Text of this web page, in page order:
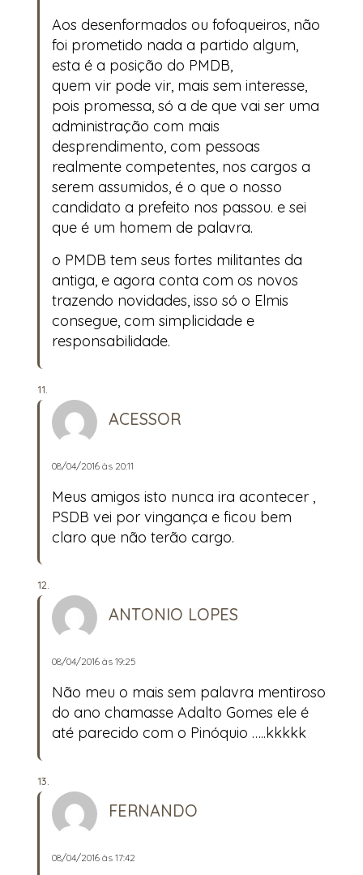
Aos desenformados ou fofoqueiros, não
foi prometido nada a partido algum,
esta é a posição do PMDB,
quem vir pode vir, mais sem interesse,
pois promessa, só a de que vai ser uma
administração com mais
desprendimento, com pessoas
realmente competentes, nos cargos a
serem assumidos, é o que o nosso
candidato a prefeito nos passou. e sei
que é um homem de palavra.
o PMDB tem seus fortes militantes da
antiga, e agora conta com os novos
trazendo novidades, isso só o Elmis
consegue, com simplicidade e
responsabilidade.
ACESSOR
08/04/2016 às 20:11
Meus amigos isto nunca ira acontecer ,
PSDB vei por vingança e ficou bem
claro que não terão cargo.
ANTONIO LOPES
08/04/2016 às 19:25
Não meu o mais sem palavra mentiroso
do ano chamasse Adalto Gomes ele é
até parecido com o Pinóquio …..kkkkk
FERNANDO
08/04/2016 às 17:42